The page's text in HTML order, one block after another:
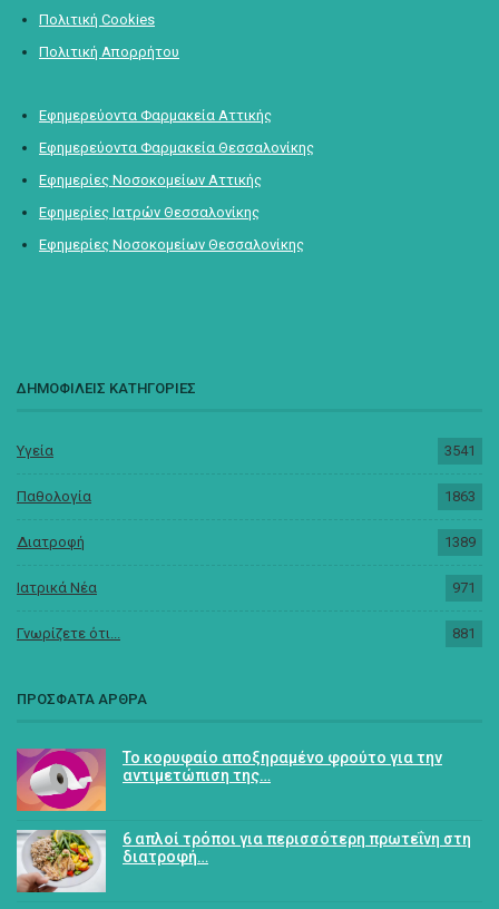
Πολιτική Cookies
Πολιτική Απορρήτου
Εφημερεύοντα Φαρμακεία Αττικής
Εφημερεύοντα Φαρμακεία Θεσσαλονίκης
Εφημερίες Νοσοκομείων Αττικής
Εφημερίες Ιατρών Θεσσαλονίκης
Εφημερίες Νοσοκομείων Θεσσαλονίκης
ΔΗΜΟΦΙΛΕΙΣ ΚΑΤΗΓΟΡΙΕΣ
Υγεία 3541
Παθολογία 1863
Διατροφή 1389
Ιατρικά Νέα 971
Γνωρίζετε ότι... 881
ΠΡΟΣΦΑΤΑ ΑΡΘΡΑ
Το κορυφαίο αποξηραμένο φρούτο για την
αντιμετώπιση της…
6 απλοί τρόποι για περισσότερη πρωτεΐνη στη
διατροφή…